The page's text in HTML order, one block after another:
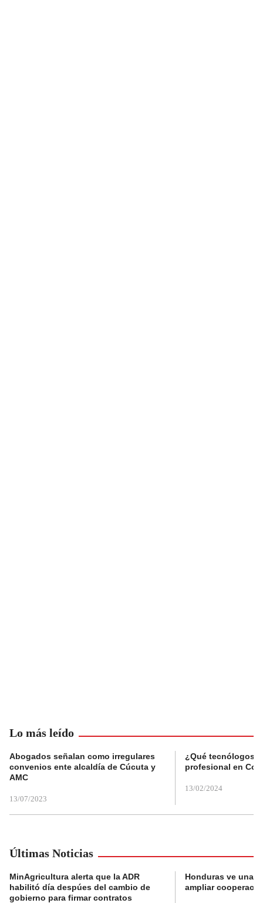
Lo más leído
Abogados señalan como irregulares
convenios ente alcaldía de Cúcuta y
AMC
13/07/2023
¿Qué tecnólogos
profesional en
13/02/2024
Últimas Noticias
MinAgricultura alerta que la ADR
habilitó día despúes del cambio de
gobierno para firmar contratos
Honduras ve una
ampliar